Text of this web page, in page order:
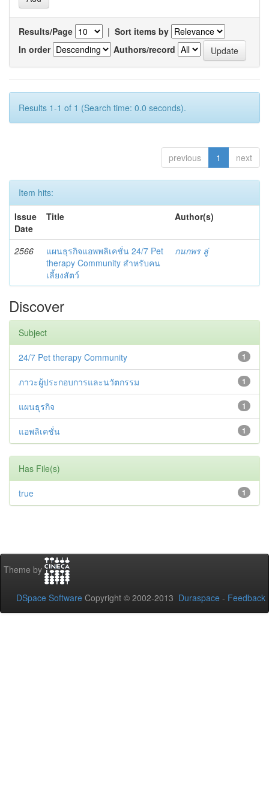
Results/Page | Sort items by
In order
Authors/record
Results 1-1 of 1 (Search time: 0.0 seconds).
previous 1 next
Item hits:
Issue
Date
Title Author(s)
2566
แผนธุรกิจแอพพลิเคชั่น 24/7 Pet
therapy Community สำหรับคน
เลี้ยงสัตว์
กนกพร ลู่
Discover
Subject
1
24/7 Pet therapy Community
1
ภาวะผู้ประกอบการและนวัตกรรม
1
แผนธุรกิจ
1
แอพลิเคชั่น
Has File(s)
1
true
Theme by
DSpace Software Copyright © 2002-2013 Duraspace - Feedback